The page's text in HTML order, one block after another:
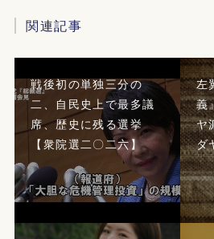
関連記事
戦後初の単独三分の
二、自民史上で最多議
席、歴史に残る選挙
【衆院選二〇二六】
左
義
ヤ
ダ